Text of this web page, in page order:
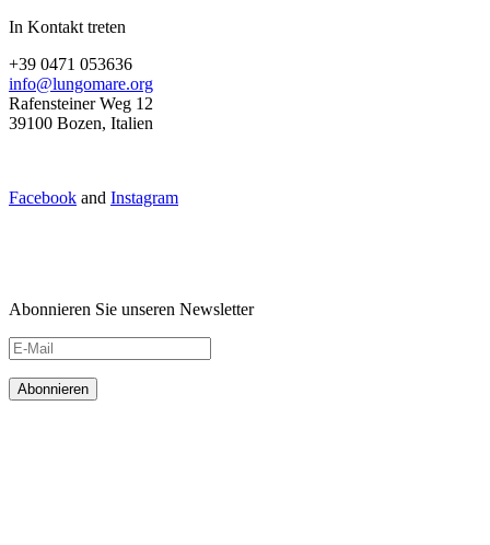
In Kontakt treten
+39 0471 053636
info@lungomare.org
Rafensteiner Weg 12
39100 Bozen, Italien
Facebook and Instagram
Abonnieren Sie unseren Newsletter